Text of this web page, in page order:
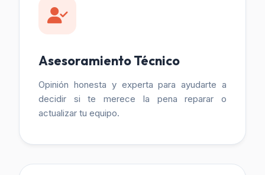
Asesoramiento Técnico
Opinión honesta y experta para ayudarte a
decidir si te merece la pena reparar o
actualizar tu equipo.